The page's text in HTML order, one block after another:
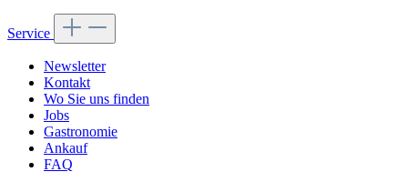
Service
Newsletter
Kontakt
Wo Sie uns finden
Jobs
Gastronomie
Ankauf
FAQ